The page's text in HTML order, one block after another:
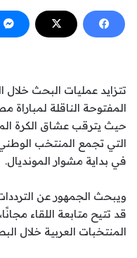
تتزايد عمليات البحث خلال
حيث يترقب عشاق الكرة
التي تجمع المنتخب الوطني
في بداية مشوار المونديال.
ويبحث الجمهور عن
قد تتيح متابعة اللقاء
المنتخبات العربية خلال